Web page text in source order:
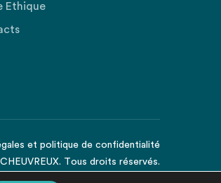
Ethique
et politique de confidentialité
Tous droits réservés.